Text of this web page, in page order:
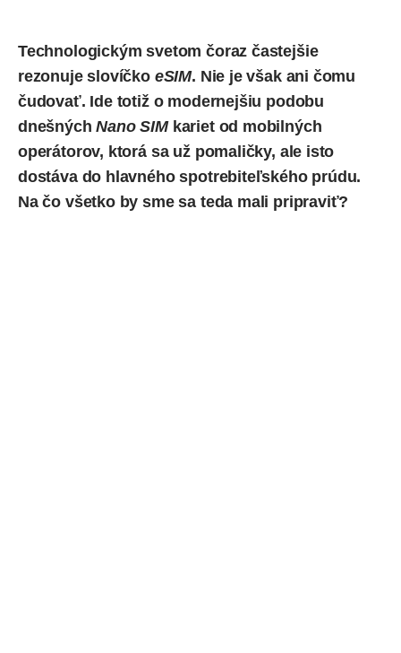
Technologickým svetom čoraz častejšie
rezonuje slovíčko eSIM. Nie je však ani čomu
čudovať. Ide totiž o modernejšiu podobu
dnešnýchNano SIMkariet od mobilných
operátorov, ktorá sa už pomaličky, ale isto
dostáva do hlavného spotrebiteľského prúdu.
Na čo všetko by sme sa teda mali pripraviť?